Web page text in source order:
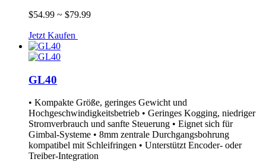
$54.99 ~ $79.99
Jetzt Kaufen
GL40
• Kompakte Größe, geringes Gewicht und
Hochgeschwindigkeitsbetrieb • Geringes Kogging, niedriger
Stromverbrauch und sanfte Steuerung • Eignet sich für
Gimbal-Systeme • 8mm zentrale Durchgangsbohrung
kompatibel mit Schleifringen • Unterstützt Encoder- oder
Treiber-Integration